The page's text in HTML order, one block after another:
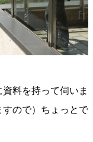
料を持って伺いま
ので）ちょっとで